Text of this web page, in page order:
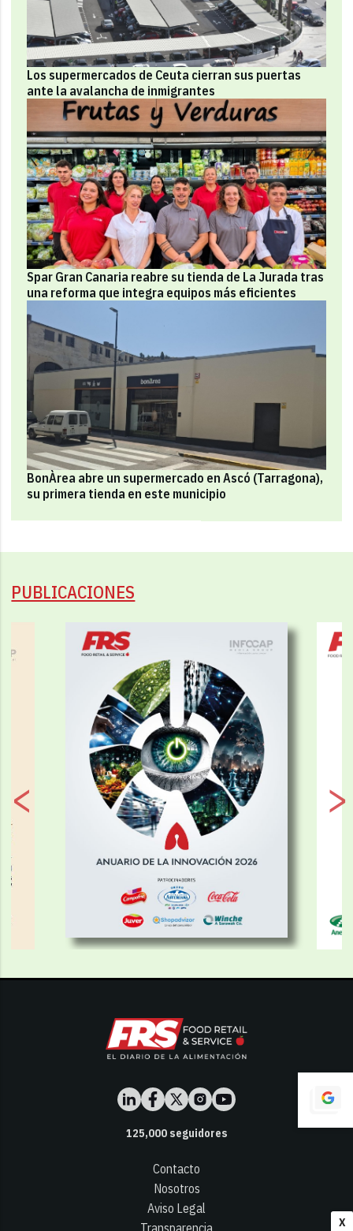
X
Los supermercados de Ceuta cierran sus puertas
ante la avalancha de inmigrantes
Spar Gran Canaria reabre su tienda de La Jurada tras
una reforma que integra equipos más eficientes
BonÀrea abre un supermercado en Ascó (Tarragona),
su primera tienda en este municipio
PUBLICACIONES
125,000seguidores
Contacto
Nosotros
Aviso Legal
Transparencia